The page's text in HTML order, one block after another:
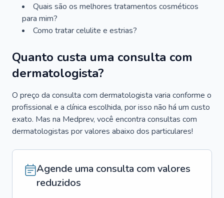
Quais são os melhores tratamentos cosméticos
para mim?
Como tratar celulite e estrias?
Quanto custa uma consulta com
dermatologista?
O preço da consulta com dermatologista varia conforme o
profissional e a clínica escolhida, por isso não há um custo
exato. Mas na Medprev, você encontra consultas com
dermatologistas por valores abaixo dos particulares!
Agende uma consulta com valores
reduzidos